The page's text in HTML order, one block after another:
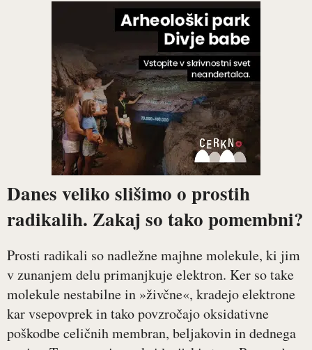
Danes veliko slišimo o prostih
radikalih. Zakaj so tako pomembni?
Prosti radikali so nadležne majhne molekule, ki jim
v zunanjem delu primanjkuje elektron. Ker so take
molekule nestabilne in »živčne«, kradejo elektrone
kar vsepovprek in tako povzročajo oksidativne
poškodbe celičnih membran, beljakovin in dednega